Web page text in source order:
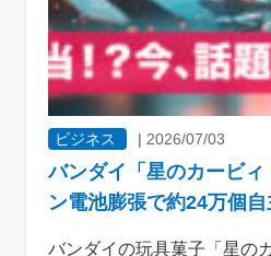
ビジネス | 2026/07/03
バンダイ「星のカービィ
ン電池膨張で約24万個
バンダイの玩具菓子「星の